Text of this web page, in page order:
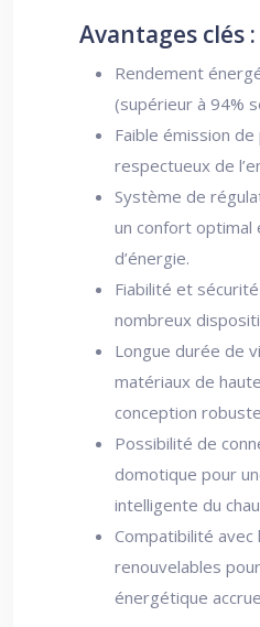
Avantages clés :
Rendement
(supérieur à 94%
Faible émission de
respectueux de
Système de
un confort optimal
d’énergie.
Fiabilité et
nombreux
Longue durée de
matériaux de
conception
Possibilité de
domotique pour
intelligente du
Compatibilité avec
renouvelables
énergétique